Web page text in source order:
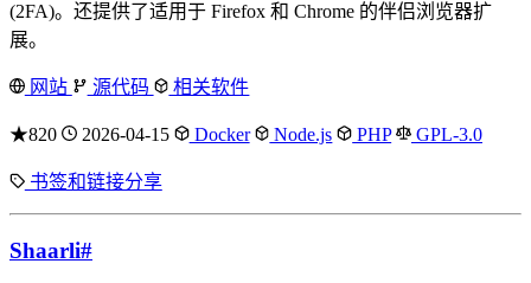
(2FA)。还提供了适用于 Firefox 和 Chrome 的伴侣浏览器扩
展。
网站 源代码 相关软件
★820 2026-04-15 Docker Node.js PHP GPL-3.0
书签和链接分享
Shaarli#